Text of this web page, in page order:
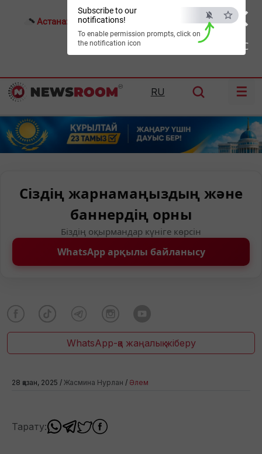
×
ESC
Subscribe to our
notifications!
To enable permission prompts, click on
the notification icon
Астана: 23°C Алматы: Шымкент:35°C
RU ☰
Сіздің жарнамаңыздың және
баннердің орны
Біздің оқырмандар күніге көрсін
WhatsApp арқылы байланысу
WhatsApp-қа жаңалық жіберу
28 қазан, 2025 / Жасмина Нурлан / Әлем
Тарату: